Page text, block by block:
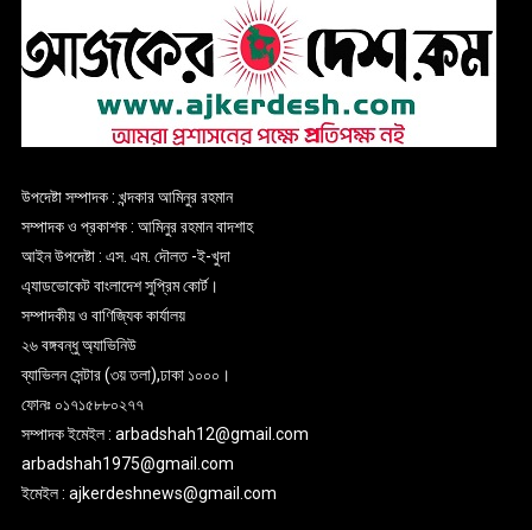
উপদেষ্টা সম্পাদক : খন্দকার আমিনুর রহমান
সম্পাদক ও প্রকাশক : আমিনুর রহমান বাদশাহ
আইন উপদেষ্টা : এস. এম. দৌলত -ই-খুদা
এ্যাডভোকেট বাংলাদেশ সুপ্রিম কোর্ট।
সম্পাদকীয় ও বাণিজ্যিক কার্যালয়
২৬ বঙ্গবন্ধু অ্যাভিনিউ
ব্যাভিলন সেন্টার (৩য় তলা),ঢাকা ১০০০।
ফোনঃ ০১৭১৫৮৮০২৭৭
সম্পাদক ইমেইল : arbadshah12@gmail.com
arbadshah1975@gmail.com
ইমেইল : ajkerdeshnews@gmail.com